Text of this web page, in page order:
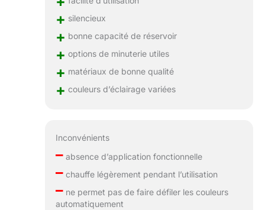
+ silencieux
+ bonne capacité de réservoir
+ options de minuterie utiles
+ matériaux de bonne qualité
+ couleurs d’éclairage variées
Inconvénients
–absence d’application fonctionnelle
–chauffe légèrement pendant l’utilisation
–ne permet pas de faire défiler les couleurs
automatiquement